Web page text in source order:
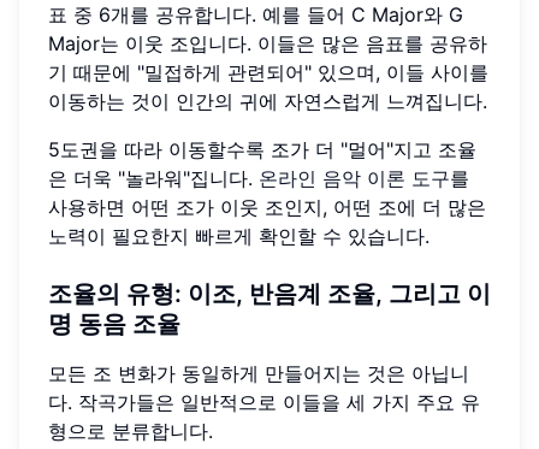
표 중 6개를 공유합니다. 예를 들어 C Major와 G
Major는 이웃 조입니다. 이들은 많은 음표를 공유하
기 때문에 "밀접하게 관련되어" 있으며, 이들 사이를
이동하는 것이 인간의 귀에 자연스럽게 느껴집니다.
5도권을 따라 이동할수록 조가 더 "멀어"지고 조율
은 더욱 "놀라워"집니다. 온라인 음악 이론 도구를
사용하면 어떤 조가 이웃 조인지, 어떤 조에 더 많은
노력이 필요한지 빠르게 확인할 수 있습니다.
조율의 유형: 이조, 반음계 조율, 그리고 이
명 동음 조율
모든 조 변화가 동일하게 만들어지는 것은 아닙니
다. 작곡가들은 일반적으로 이들을 세 가지 주요 유
형으로 분류합니다.